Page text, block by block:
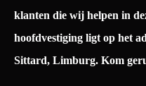
klanten die wij helpen in
hoofdvestiging ligt op het
Sittard, Limburg. Kom